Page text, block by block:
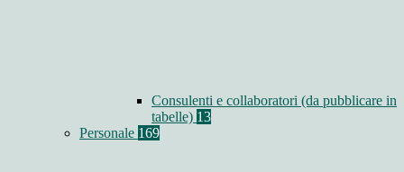
Consulenti e collaboratori (da pubblicare in
tabelle) 13
Personale 169